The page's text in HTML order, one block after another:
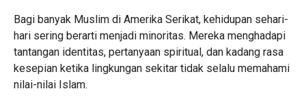
Bagi banyak Muslim di Amerika Serikat, kehidupan sehari-
hari sering berarti menjadi minoritas. Mereka menghadapi
tantangan identitas, pertanyaan spiritual, dan kadang rasa
kesepian ketika lingkungan sekitar tidak selalu memahami
nilai-nilai Islam.